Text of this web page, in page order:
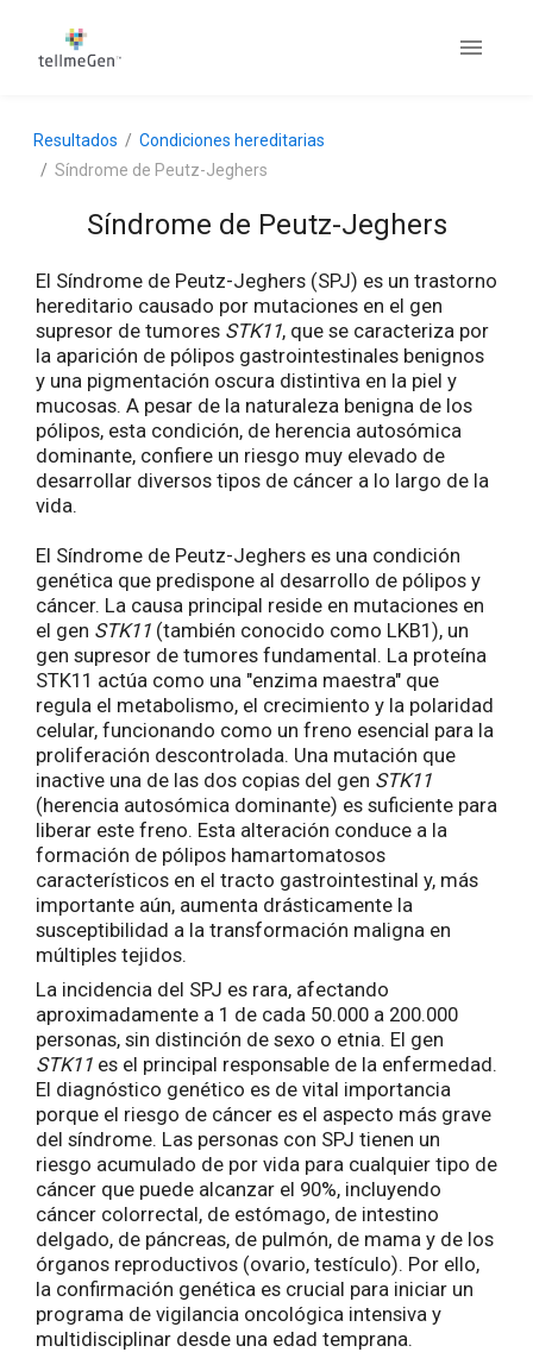
Resultados
Condiciones hereditarias
Síndrome de Peutz-Jeghers
Síndrome de Peutz-Jeghers
El Síndrome de Peutz-Jeghers (SPJ) es un trastorno
hereditario causado por mutaciones en el gen
supresor de tumores STK11, que se caracteriza por
la aparición de pólipos gastrointestinales benignos
y una pigmentación oscura distintiva en la piel y
mucosas. A pesar de la naturaleza benigna de los
pólipos, esta condición, de herencia autosómica
dominante, confiere un riesgo muy elevado de
desarrollar diversos tipos de cáncer a lo largo de la
vida.
El Síndrome de Peutz-Jeghers es una condición
genética que predispone al desarrollo de pólipos y
cáncer. La causa principal reside en mutaciones en
el gen STK11 (también conocido como LKB1), un
gen supresor de tumores fundamental. La proteína
STK11 actúa como una "enzima maestra" que
regula el metabolismo, el crecimiento y la polaridad
celular, funcionando como un freno esencial para la
proliferación descontrolada. Una mutación que
inactive una de las dos copias del gen STK11
(herencia autosómica dominante) es suficiente para
liberar este freno. Esta alteración conduce a la
formación de pólipos hamartomatosos
característicos en el tracto gastrointestinal y, más
importante aún, aumenta drásticamente la
susceptibilidad a la transformación maligna en
múltiples tejidos.
La incidencia del SPJ es rara, afectando
aproximadamente a 1 de cada 50.000 a 200.000
personas, sin distinción de sexo o etnia. El gen
STK11 es el principal responsable de la enfermedad.
El diagnóstico genético es de vital importancia
porque el riesgo de cáncer es el aspecto más grave
del síndrome. Las personas con SPJ tienen un
riesgo acumulado de por vida para cualquier tipo de
cáncer que puede alcanzar el 90%, incluyendo
cáncer colorrectal, de estómago, de intestino
delgado, de páncreas, de pulmón, de mama y de los
órganos reproductivos (ovario, testículo). Por ello,
la confirmación genética es crucial para iniciar un
programa de vigilancia oncológica intensiva y
multidisciplinar desde una edad temprana.